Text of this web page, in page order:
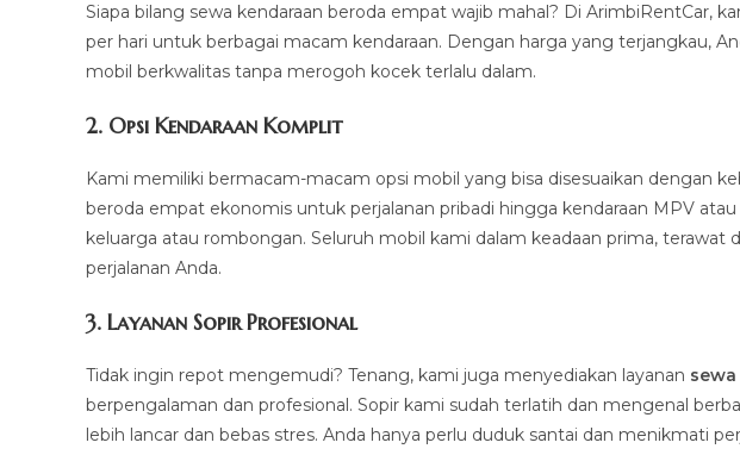
Siapa bilang sewa kendaraan beroda empat wajib mahal? Di ArimbiRentCar,
per hari untuk berbagai macam kendaraan. Dengan harga yang terjangkau,
mobil berkwalitas tanpa merogoh kocek terlalu dalam.
2. Opsi Kendaraan Komplit
Kami memiliki bermacam-macam opsi mobil yang bisa disesuaikan dengan
beroda empat ekonomis untuk perjalanan pribadi hingga kendaraan MPV
keluarga atau rombongan. Seluruh mobil kami dalam keadaan prima, terawat
perjalanan Anda.
3. Layanan Sopir Profesional
Tidak ingin repot mengemudi? Tenang, kami juga menyediakan layanan
berpengalaman dan profesional. Sopir kami sudah terlatih dan mengenal
lebih lancar dan bebas stres. Anda hanya perlu duduk santai dan menikmati